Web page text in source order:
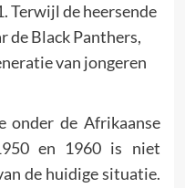
Terwijl de heersende
de Black Panthers,
van jongeren
onder de Afrikaanse
en 1960 is niet
de huidige situatie.